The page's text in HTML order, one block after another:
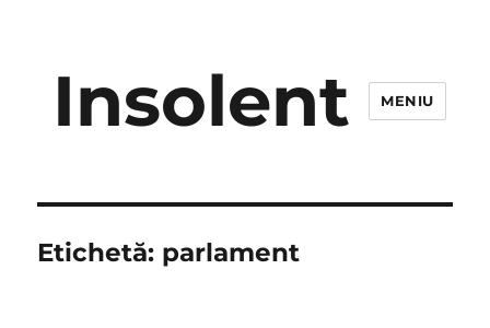
Insolent MENIU
Etichetă: parlament